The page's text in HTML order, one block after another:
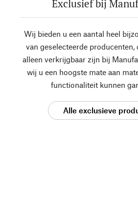
Exclusief bij
Wij bieden u een aantal heel
van geselecteerde producenten,
alleen verkrijgbaar zijn bij
wij u een hoogste mate aan
functionaliteit kunnen
Alle exclusieve